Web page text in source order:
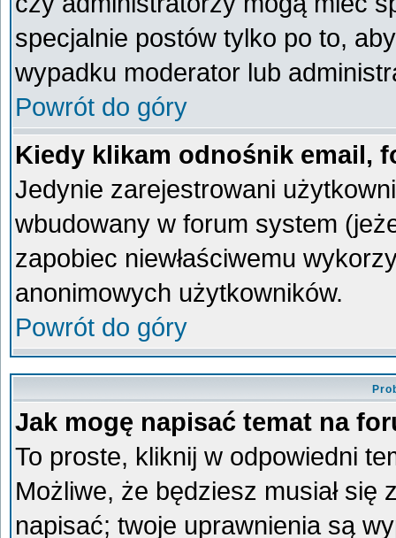
specjalnie postów tylko po to,
wypadku moderator lub
Powrót do góry
Kiedy klikam odnośnik email,
Jedynie zarejestrowani
wbudowany w forum system
zapobiec niewłaściwemu
anonimowych użytkowników.
Powrót do góry
Jak mogę napisać temat na
To proste, kliknij w odpowiedni
Możliwe, że będziesz musiał się
napisać; twoje uprawnienia są